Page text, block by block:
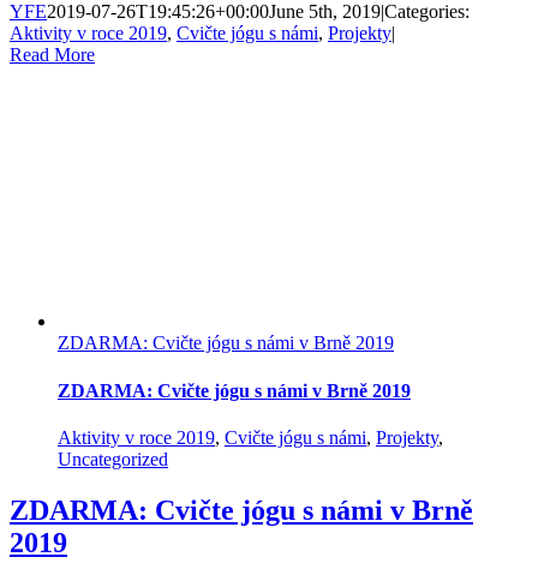
YFE2019-07-26T19:45:26+00:00June 5th, 2019|Categories:
Aktivity v roce 2019, Cvičte jógu s námi, Projekty|
Read More
ZDARMA: Cvičte jógu s námi v Brně 2019
ZDARMA: Cvičte jógu s námi v Brně 2019
Aktivity v roce 2019, Cvičte jógu s námi, Projekty,
Uncategorized
ZDARMA: Cvičte jógu s námi v Brně
2019